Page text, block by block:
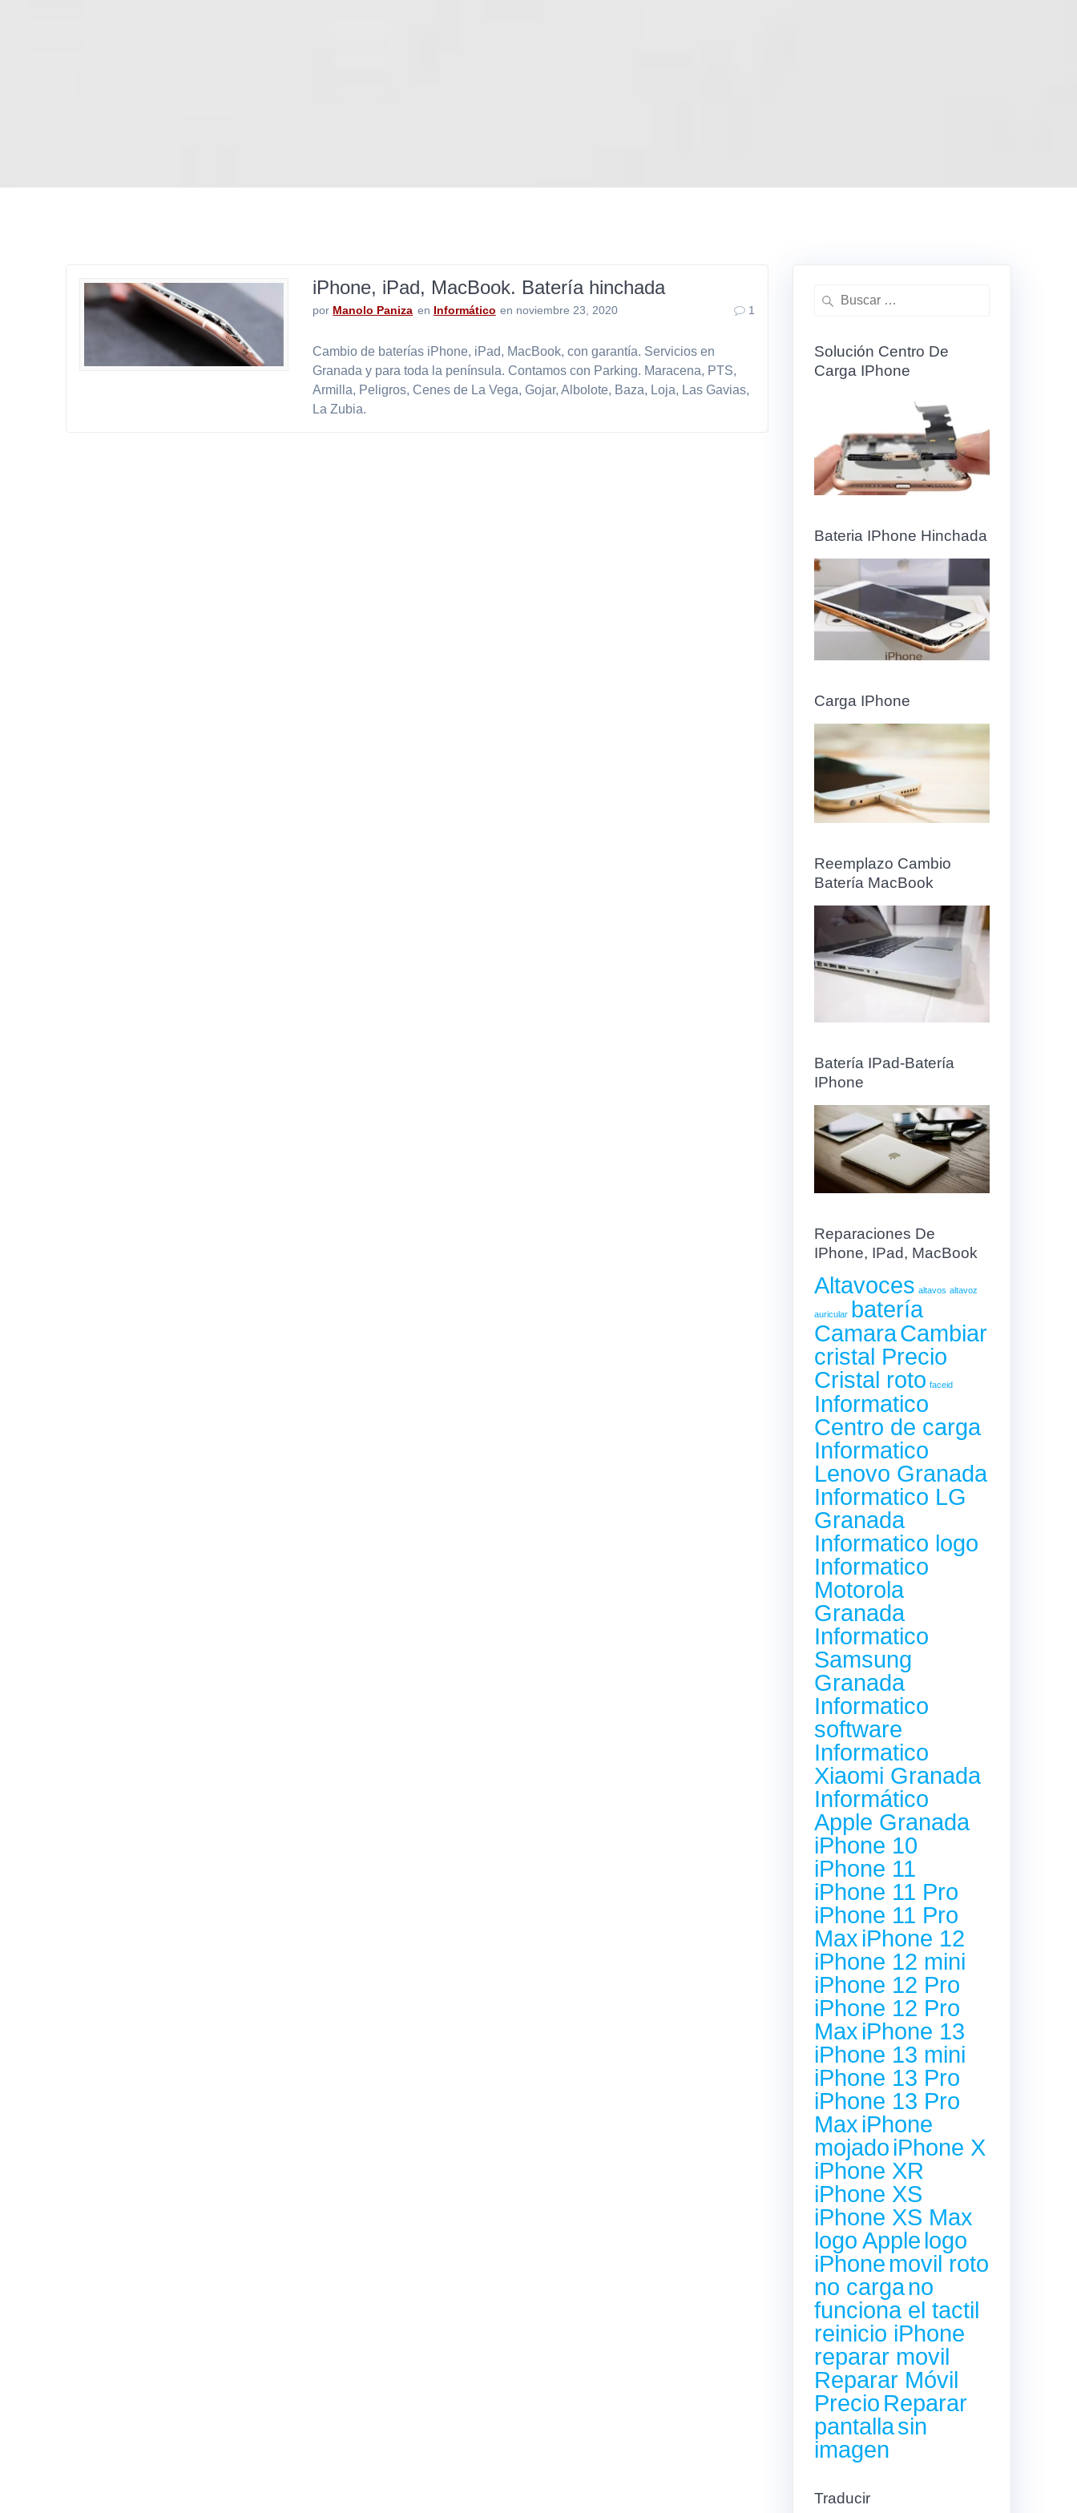
iPhone, iPad, MacBook. Batería hinchada
por Manolo Paniza en Informático en noviembre 23, 2020 1
Cambio de baterías iPhone, iPad, MacBook, con garantía. Servicios en
Granada y para toda la península. Contamos con Parking. Maracena, PTS,
Armilla, Peligros, Cenes de La Vega, Gojar, Albolote, Baza, Loja, Las Gavias,
La Zubia.
Buscar:
Solución Centro De
Carga IPhone
Bateria IPhone Hinchada
Carga IPhone
Reemplazo Cambio
Batería MacBook
Batería IPad-Batería
IPhone
Reparaciones De
IPhone, IPad, MacBook
Altavoces altavos altavoz
auricular batería
CamaraCambiar
cristal Precio
Cristal roto faceid
Informatico
Centro de carga
Informatico
Lenovo Granada
Informatico LG
Granada
Informatico logo
Informatico
Motorola
Granada
Informatico
Samsung
Granada
Informatico
software
Informatico
Xiaomi Granada
Informático
Apple Granada
iPhone 10
iPhone 11
iPhone 11 Pro
iPhone 11 Pro
Max iPhone 12
iPhone 12 mini
iPhone 12 Pro
iPhone 12 Pro
Max iPhone 13
iPhone 13 mini
iPhone 13 Pro
iPhone 13 Pro
Max iPhone
mojado iPhone X
iPhone XR
iPhone XS
iPhone XS Max
logo Apple logo
iPhone movil roto
no cargano
funciona el tactil
reinicio iPhone
reparar movil
Reparar Móvil
Precio Reparar
pantallasin
imagen
Traducir